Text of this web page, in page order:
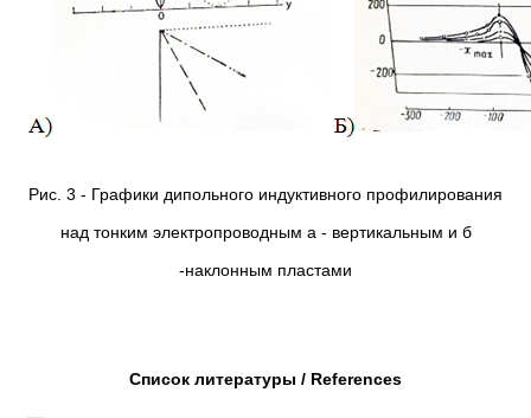
Рис. 3 - Графики дипольного индуктивного профилирования
над тонким электропроводным а - вертикальным и б
-наклонным пластами
Список литературы / References